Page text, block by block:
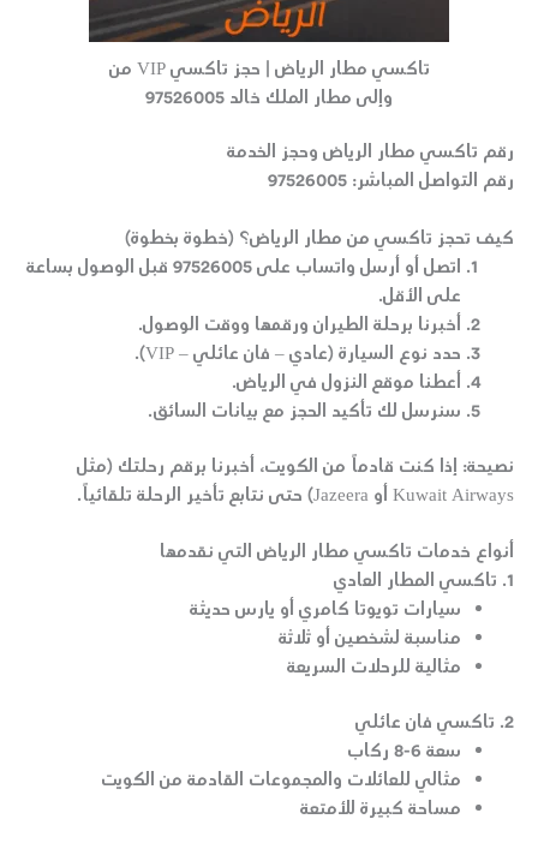
تاكسي مطار الرياض | حجز تاكسي VIP من
وإلى مطار الملك خالد 97526005
رقم تاكسي مطار الرياض وحجز الخدمة
رقم التواصل المباشر: 97526005
كيف تحجز تاكسي من مطار الرياض؟ (خطوة بخطوة)
اتصل أو أرسل واتساب على97526005قبل الوصول بساعة
على الأقل.
أخبرنا برحلة الطيران ورقمها ووقت الوصول.
حدد نوع السيارة (عادي – فان عائلي – VIP).
أعطنا موقع النزول في الرياض.
سنرسل لك تأكيد الحجز مع بيانات السائق.
نصيحة: إذا كنت قادماً من الكويت، أخبرنا برقم رحلتك (مثل
Kuwait Airways أو Jazeera) حتى نتابع تأخير الرحلة تلقائياً.
أنواع خدمات تاكسي مطار الرياض التي نقدمها
1. تاكسي المطار العادي
سيارات تويوتا كامري أو يارس حديثة
مناسبة لشخصين أو ثلاثة
مثالية للرحلات السريعة
2. تاكسي فان عائلي
سعة 6-8 ركاب
مثالي للعائلات والمجموعات القادمة من الكويت
مساحة كبيرة للأمتعة